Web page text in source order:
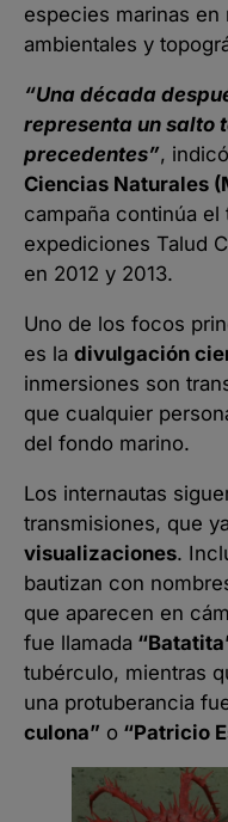
especies marinas
ambientales y
“Una década
representa un salto
precedentes”,
Ciencias Naturales
campaña continúa el
expediciones Talud
en 2012 y 2013.
Uno de los focos
es la divulgación
inmersiones son
que cualquier
del fondo marino.
Los internautas
transmisiones, que
visualizaciones.
bautizan con
que aparecen en
fue llamada
tubérculo, mientras
una protuberancia
culona” o “Patricio